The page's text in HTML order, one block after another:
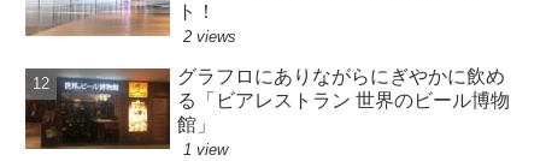
ト！
2 views
グラフロにありながらにぎやかに飲め
る「ビアレストラン 世界のビール博物
館」
1 view